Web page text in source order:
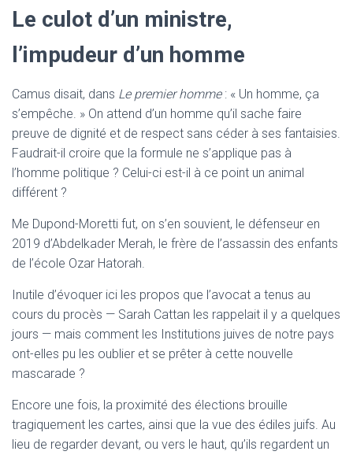
Le culot d’un ministre,
l’impudeur d’un homme
Camus disait, dans Le premier homme : « Un homme, ça
s’empêche. » On attend d’un homme qu’il sache faire
preuve de dignité et de respect sans céder à ses fantaisies.
Faudrait-il croire que la formule ne s’applique pas à
l’homme politique ? Celui-ci est-il à ce point un animal
différent ?
Me Dupond-Moretti fut, on s’en souvient, le défenseur en
2019 d’Abdelkader Merah, le frère de l’assassin des enfants
de l’école Ozar Hatorah.
Inutile d’évoquer ici les propos que l’avocat a tenus au
cours du procès — Sarah Cattan les rappelait il y a quelques
jours — mais comment les Institutions juives de notre pays
ont-elles pu les oublier et se prêter à cette nouvelle
mascarade ?
Encore une fois, la proximité des élections brouille
tragiquement les cartes, ainsi que la vue des édiles juifs. Au
lieu de regarder devant, ou vers le haut, qu’ils regardent un